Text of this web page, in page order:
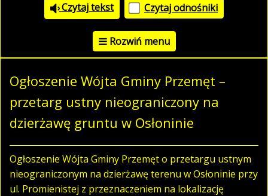
Czytaj tekst Czytaj odnośniki
Rozwiń menu
Ogłoszenie Wójta Gminy Przemęt –
przetarg ustny nieograniczony na
dzierżawę gruntu w Osłoninie
Ogłoszenie Wójta Gminy Przemęt o przetargu ustnym
nieograniczonym na dzierżawę terenu w Osłoninie przy
ul. Promienistej z przeznaczeniem na lokalizację